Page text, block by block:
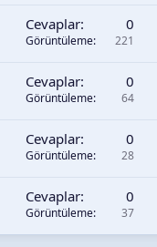
Cevaplar 0
Görüntüleme 221
Cevaplar 0
Görüntüleme 64
Cevaplar 0
Görüntüleme 28
Cevaplar 0
Görüntüleme 37